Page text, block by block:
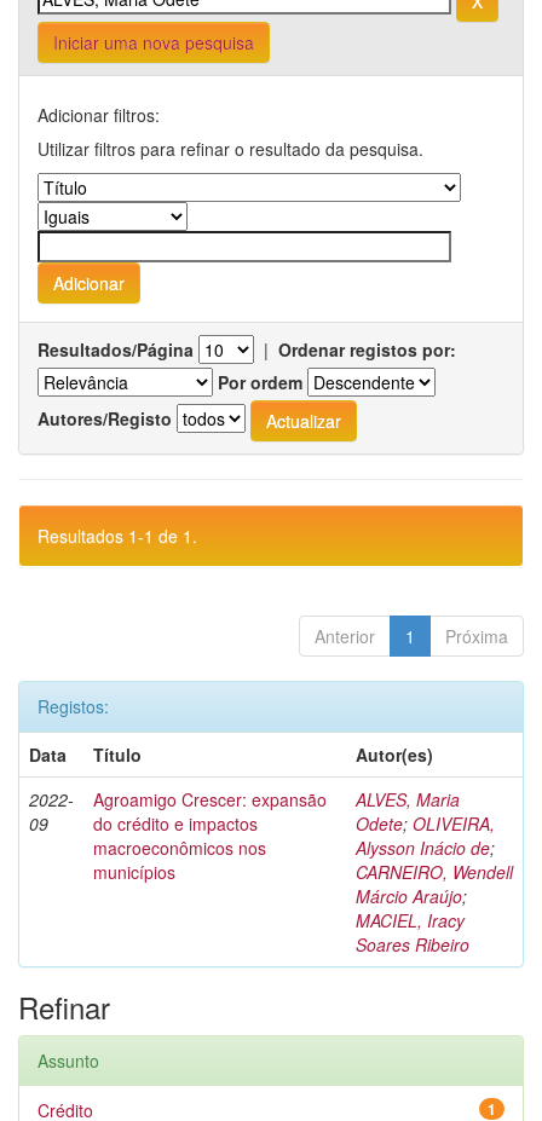
Iniciar uma nova pesquisa
Adicionar filtros:
Utilizar filtros para refinar o resultado da pesquisa.
Resultados/Página | Ordenar registos por:
Por ordem
Autores/Registo
Resultados 1-1 de 1.
Anterior 1 Próxima
Registos:
Data
Título
Autor(es)
2022-
09
Agroamigo Crescer: expansão
do crédito e impactos
macroeconômicos nos
municípios
ALVES, Maria
Odete; OLIVEIRA,
Alysson Inácio de;
CARNEIRO, Wendell
Márcio Araújo;
MACIEL, Iracy
Soares Ribeiro
Refinar
Assunto
1
Crédito